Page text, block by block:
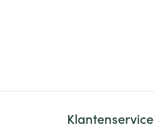
Klantenservice